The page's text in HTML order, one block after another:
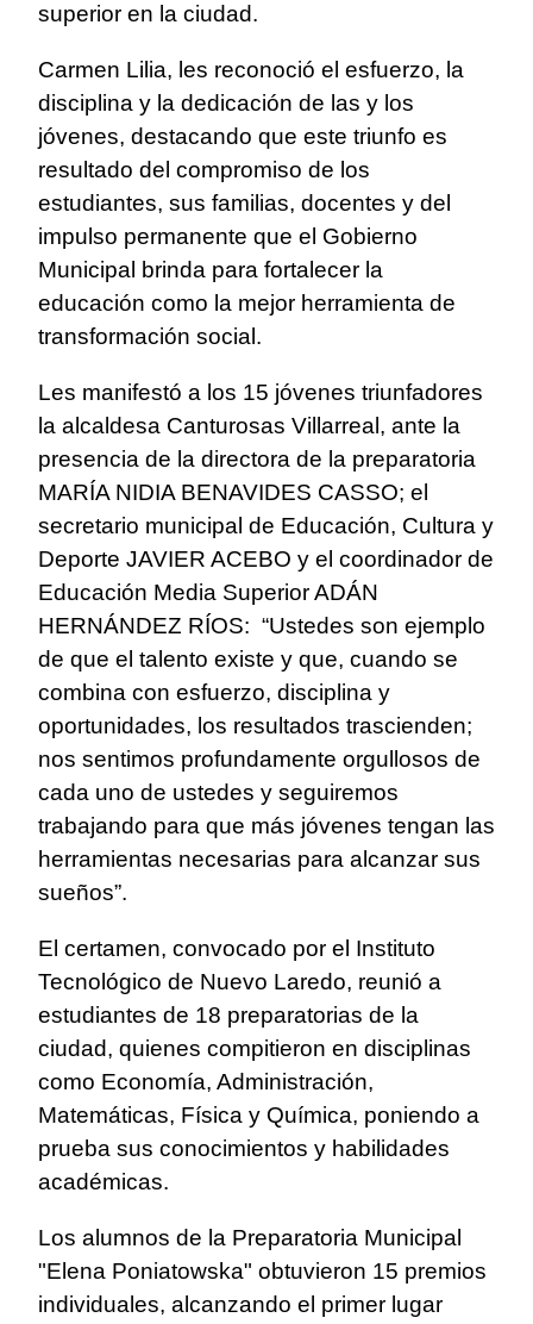
superior en la ciudad.
Carmen Lilia, les reconoció el esfuerzo, la
disciplina y la dedicación de las y los
jóvenes, destacando que este triunfo es
resultado del compromiso de los
estudiantes, sus familias, docentes y del
impulso permanente que el Gobierno
Municipal brinda para fortalecer la
educación como la mejor herramienta de
transformación social.
Les manifestó a los 15 jóvenes triunfadores
la alcaldesa Canturosas Villarreal, ante la
presencia de la directora de la preparatoria
MARÍA NIDIA BENAVIDES CASSO; el
secretario municipal de Educación, Cultura y
Deporte JAVIER ACEBO y el coordinador de
Educación Media Superior ADÁN
HERNÁNDEZ RÍOS: “Ustedes son ejemplo
de que el talento existe y que, cuando se
combina con esfuerzo, disciplina y
oportunidades, los resultados trascienden;
nos sentimos profundamente orgullosos de
cada uno de ustedes y seguiremos
trabajando para que más jóvenes tengan las
herramientas necesarias para alcanzar sus
sueños”.
El certamen, convocado por el Instituto
Tecnológico de Nuevo Laredo, reunió a
estudiantes de 18 preparatorias de la
ciudad, quienes compitieron en disciplinas
como Economía, Administración,
Matemáticas, Física y Química, poniendo a
prueba sus conocimientos y habilidades
académicas.
Los alumnos de la Preparatoria Municipal
"Elena Poniatowska" obtuvieron 15 premios
individuales, alcanzando el primer lugar